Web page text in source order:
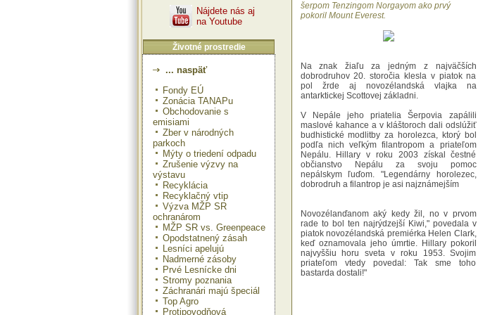
Nájdete nás aj
na Youtube
Životné prostredie
... naspäť
Fondy EÚ
Zonácia TANAPu
Obchodovanie s
emisiami
Zber v národných
parkoch
Mýty o triedení odpadu
Zrušenie výzvy na
výstavu
Recyklácia
Recyklačný vtip
Výzva MŽP SR
ochranárom
MŽP SR vs. Greenpeace
Opodstatnený zásah
Lesníci apelujú
Nadmerné zásoby
Prvé Lesnícke dni
Stromy poznania
Záchranári majú špeciál
Top Agro
Protipovodňová
šerpom Tenzingom Norgayom ako prvý
pokoril Mount Everest.
Na znak žiaľu za jedným z najväčších
dobrodruhov 20. storočia klesla v piatok na
pol žrde aj novozélandská vlajka na
antarktickej Scottovej základni.
V Nepále jeho priatelia Šerpovia zapálili
maslové kahance a v kláštoroch dali odslúžiť
budhistické modlitby za horolezca, ktorý bol
podľa nich veľkým filantropom a priateľom
Nepálu. Hillary v roku 2003 získal čestné
občianstvo Nepálu za svoju pomoc
nepálskym ľuďom. "Legendárny horolezec,
dobrodruh a filantrop je asi najznámejším
Novozélanďanom aký kedy žil, no v prvom
rade to bol ten najrýdzejší Kiwi," povedala v
piatok novozélandská premiérka Helen Clark,
keď oznamovala jeho úmrtie. Hillary pokoril
najvyššiu horu sveta v roku 1953. Svojim
priateľom vtedy povedal: Tak sme toho
bastarda dostali!"